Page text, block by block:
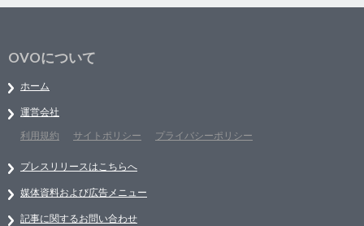
OVOについて
ホーム
運営会社
利用規約
サイトポリシー プライバシーポリシー
プレスリリースはこちらへ
媒体資料および広告メニュー
記事に関するお問い合わせ